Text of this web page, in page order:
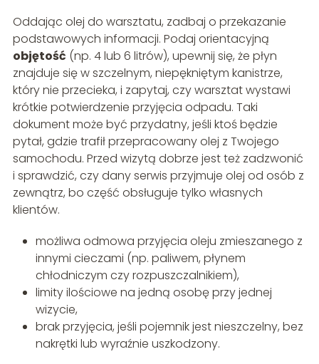
Oddając olej do warsztatu, zadbaj o przekazanie
podstawowych informacji. Podaj orientacyjną
objętość (np. 4 lub 6 litrów), upewnij się, że płyn
znajduje się w szczelnym, niepękniętym kanistrze,
który nie przecieka, i zapytaj, czy warsztat wystawi
krótkie potwierdzenie przyjęcia odpadu. Taki
dokument może być przydatny, jeśli ktoś będzie
pytał, gdzie trafił przepracowany olej z Twojego
samochodu. Przed wizytą dobrze jest też zadzwonić
i sprawdzić, czy dany serwis przyjmuje olej od osób z
zewnątrz, bo część obsługuje tylko własnych
klientów.
możliwa odmowa przyjęcia oleju zmieszanego z
innymi cieczami (np. paliwem, płynem
chłodniczym czy rozpuszczalnikiem),
limity ilościowe na jedną osobę przy jednej
wizycie,
brak przyjęcia, jeśli pojemnik jest nieszczelny, bez
nakrętki lub wyraźnie uszkodzony.